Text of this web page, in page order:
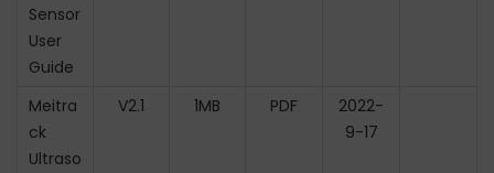
Sensor
User
Guide
Meitra
ck
Ultraso
V2.1 1MB PDF
2022-
9-17